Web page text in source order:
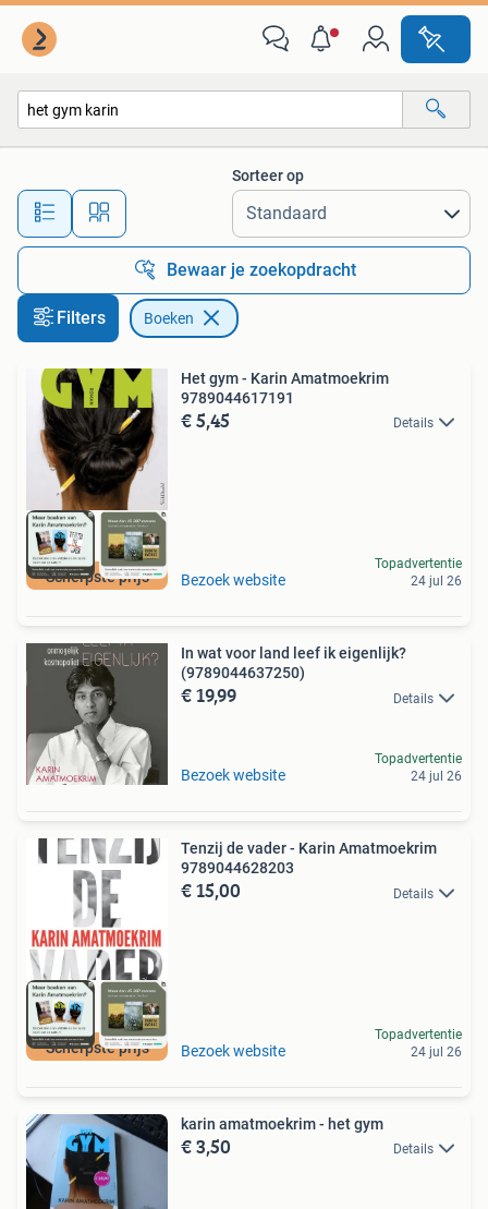
Alle afstanden…
Sorteer op
Bewaar je zoekopdracht
Filters Boeken
Scherpste prijs
Het gym - Karin Amatmoekrim
9789044617191
€ 5,45 Details
Bezoek website
Topadvertentie
24 jul 26
In wat voor land leef ik eigenlijk?
(9789044637250)
€ 19,99 Details
Bezoek website
Topadvertentie
24 jul 26
Scherpste prijs
Tenzij de vader - Karin Amatmoekrim
9789044628203
€ 15,00 Details
Bezoek website
Topadvertentie
24 jul 26
karin amatmoekrim - het gym
€ 3,50 Details